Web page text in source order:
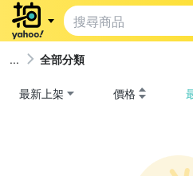
全部分類
最新上架 價格